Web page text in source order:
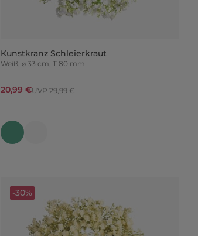
Kunstkranz Schleierkraut
Weiß, ⌀ 33 cm, T 80 mm
20,99 €UVP 29,99 €
-30%